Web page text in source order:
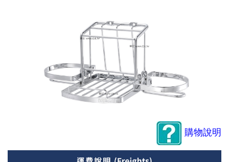
購物說明